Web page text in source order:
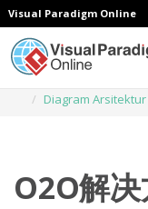
Visual Paradigm Online
Diagram
O2O解